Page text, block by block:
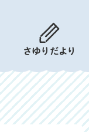
さゆりだより